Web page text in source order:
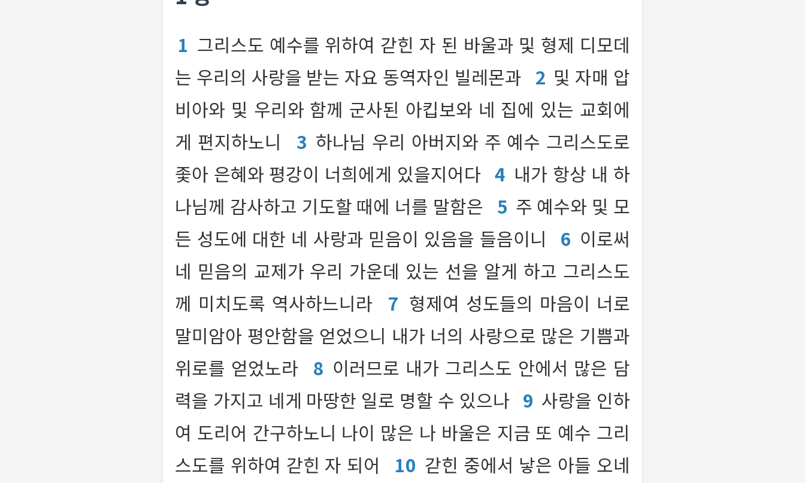
1 그리스도 예수를 위하여 갇힌 자 된 바울과 및 형제 디모데
는 우리의 사랑을 받는 자요 동역자인 빌레몬과 2 및 자매 압
비아와 및 우리와 함께 군사된 아킵보와 네 집에 있는 교회에
게 편지하노니
3 하나님 우리 아버지와 주 예수 그리스도로
좇아 은혜와 평강이 너희에게 있을지어다 4 내가 항상 내 하
나님께 감사하고 기도할 때에 너를 말함은 5 주 예수와 및 모
든 성도에 대한 네 사랑과 믿음이 있음을 들음이니
6 이로써
네 믿음의 교제가 우리 가운데 있는 선을 알게 하고 그리스도
께 미치도록 역사하느니라
7 형제여 성도들의 마음이 너로
말미암아 평안함을 얻었으니 내가 너의 사랑으로 많은 기쁨과
위로를 얻었노라 8 이러므로 내가 그리스도 안에서 많은 담
력을 가지고 네게 마땅한 일로 명할 수 있으나 9 사랑을 인하
여 도리어 간구하노니 나이 많은 나 바울은 지금 또 예수 그리
스도를 위하여 갇힌 자 되어
10 갇힌 중에서 낳은 아들 오네